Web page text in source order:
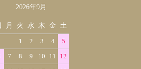
2026年9月
月 火 水 木 金 土
1 2 3 4 5
7 8 9 10 11 12